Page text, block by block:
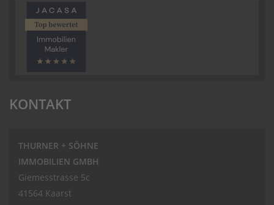
KONTAKT
THURNER + SÖHNE
IMMOBILIEN GMBH
Giemesstrasse 5c
41564 Kaarst